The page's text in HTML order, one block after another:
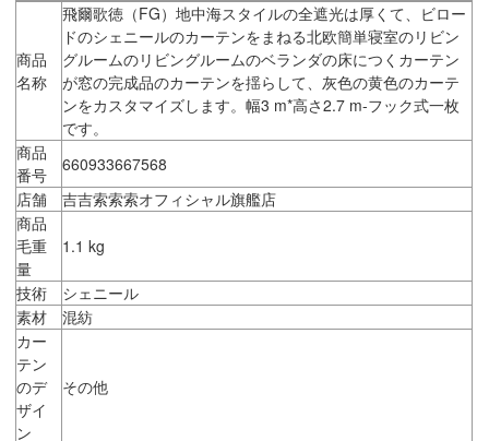
商品
名称
飛爾歌徳（FG）地中海スタイルの全遮光は厚くて、ビロー
ドのシェニールのカーテンをまねる北欧簡単寝室のリビン
グルームのリビングルームのベランダの床につくカーテン
が窓の完成品のカーテンを揺らして、灰色の黄色のカーテ
ンをカスタマイズします。幅3 m*高さ2.7 m-フック式一枚
です。
商品
番号
660933667568
店舗
吉吉索索索オフィシャル旗艦店
商品
毛重
量
1.1 kg
技術
シェニール
素材
混紡
カー
テン
のデ
ザイ
ン
その他